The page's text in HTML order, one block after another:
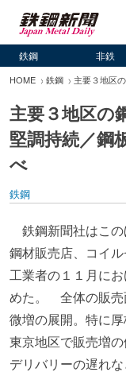
鉄鋼 非鉄
HOME 鉄鋼 主要３地区
主要３地区の
堅調持続／鋼
べ
鉄鋼
鉄鋼新聞社はこ
鋼材販売店、コイ
工業者の１１月に
めた。 全体の販売
微増の展開。特に
東京地区で販売増
デリバリーの遅れ